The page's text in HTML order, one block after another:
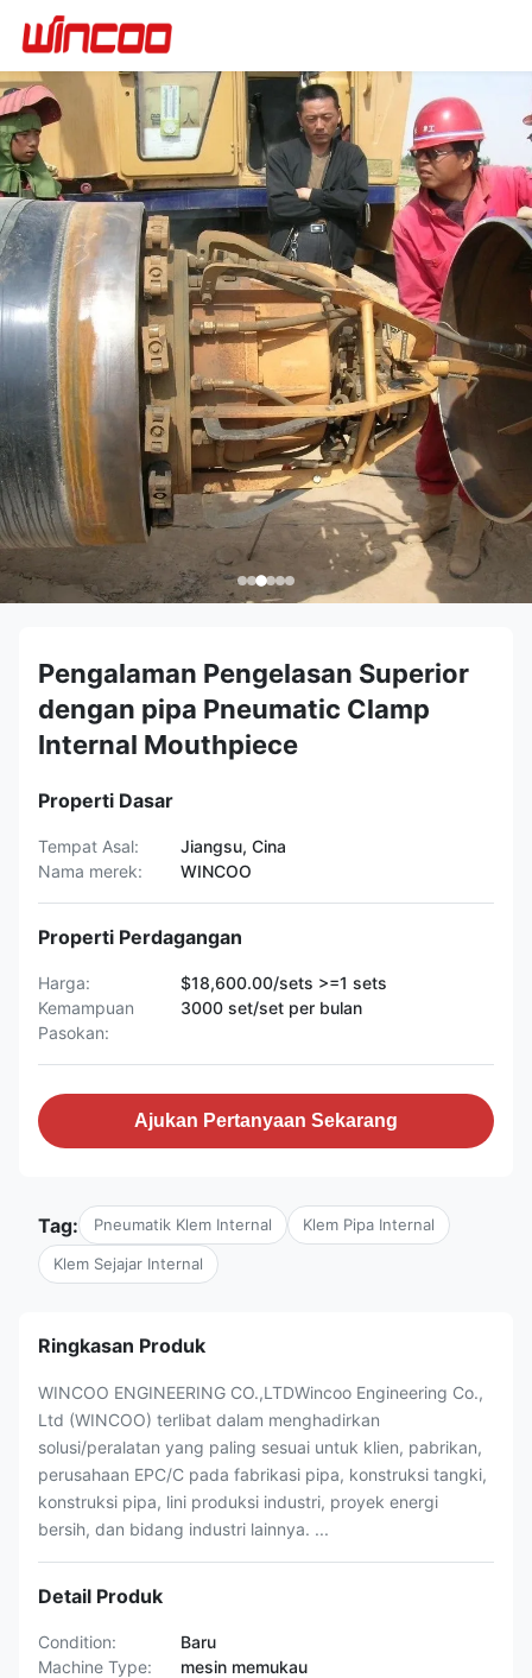
Pengalaman Pengelasan Superior
dengan pipa Pneumatic Clamp
Internal Mouthpiece
Properti Dasar
Tempat Asal:
Jiangsu, Cina
Nama merek:
WINCOO
Properti Perdagangan
Harga:
$18,600.00/sets >=1 sets
Kemampuan
Pasokan:
3000 set/set per bulan
Ajukan Pertanyaan Sekarang
Tag: Pneumatik Klem Internal Klem Pipa Internal
Klem Sejajar Internal
Ringkasan Produk
WINCOO ENGINEERING CO.,LTDWincoo Engineering Co.,
Ltd (WINCOO) terlibat dalam menghadirkan
solusi/peralatan yang paling sesuai untuk klien, pabrikan,
perusahaan EPC/C pada fabrikasi pipa, konstruksi tangki,
konstruksi pipa, lini produksi industri, proyek energi
bersih, dan bidang industri lainnya. ...
Detail Produk
Condition:
Baru
Machine Type:
mesin memukau